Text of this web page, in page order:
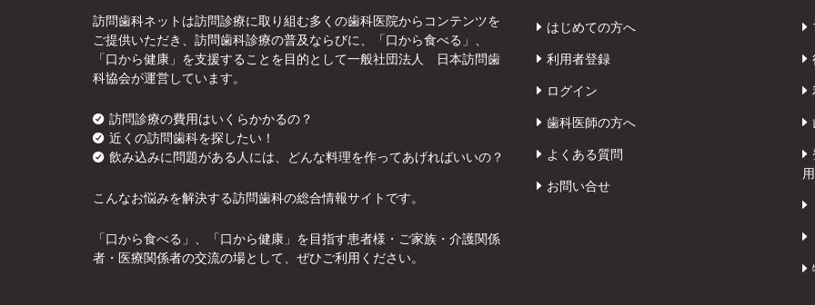
訪問歯科ネットは訪問診療に取り組む多くの歯科医院からコンテンツを
ご提供いただき、訪問歯科診療の普及ならびに、「口から食べる」、
「口から健康」を支援することを目的として一般社団法人 日本訪問歯
科協会が運営しています。
訪問診療の費用はいくらかかるの？
近くの訪問歯科を探したい！
飲み込みに問題がある人には、どんな料理を作ってあげればいいの？
こんなお悩みを解決する訪問歯科の総合情報サイトです。
「口から食べる」、「口から健康」を目指す患者様・ご家族・介護関係
者・医療関係者の交流の場として、ぜひご利用ください。
はじめての方へ
利用者登録
ログイン
歯科医師の方へ
よくある質問
お問い合せ